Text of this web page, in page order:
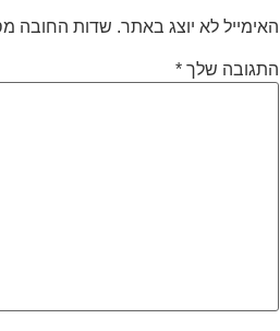
האימייל לא יוצג באתר. שדות החובה
התגובה שלך *